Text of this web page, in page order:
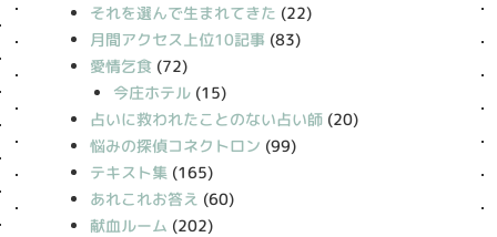
それを選んで生まれてきた (22)
月間アクセス上位10記事 (83)
愛情乞食 (72)
今庄ホテル(15)
占いに救われたことのない占い師 (20)
悩みの探偵コネクトロン (99)
テキスト集 (165)
あれこれお答え (60)
献血ルーム (202)